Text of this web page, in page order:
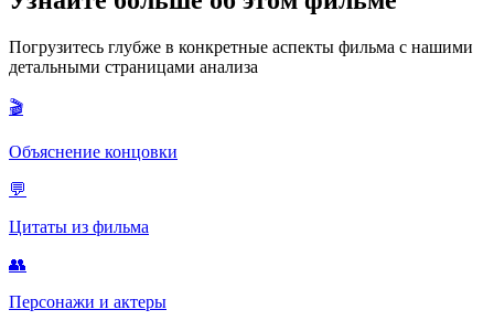
Boy», обращаясь к своей матери. Однако продюсер Джеффри
затянутым, а мать «тормозит» развитие героя, делая его менее
самостоятельным. Линию полностью вырезали.
Погрузитесь глубже в конкретные аспекты фильма с нашими
детальными страницами анализа
🎬
Объяснение концовки
💬
Цитаты из фильма
👥
Персонажи и актеры